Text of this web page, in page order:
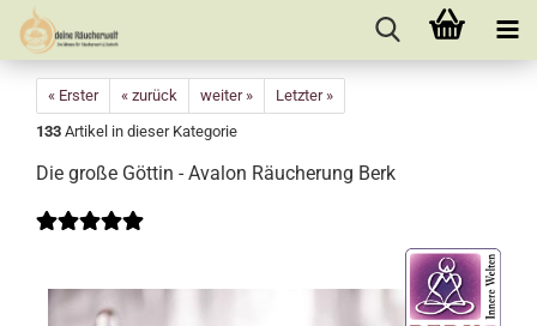
« Erster « zurück weiter »
Letzter »
133 Artikel in dieser Kategorie
Die große Göttin - Avalon Räucherung Berk